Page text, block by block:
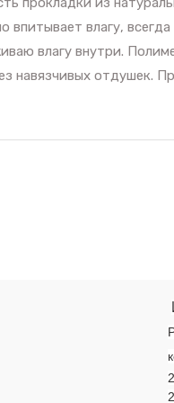
влагу,
влагу внутри.
отдушек.